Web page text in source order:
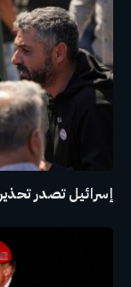
إسرائيل تصدر